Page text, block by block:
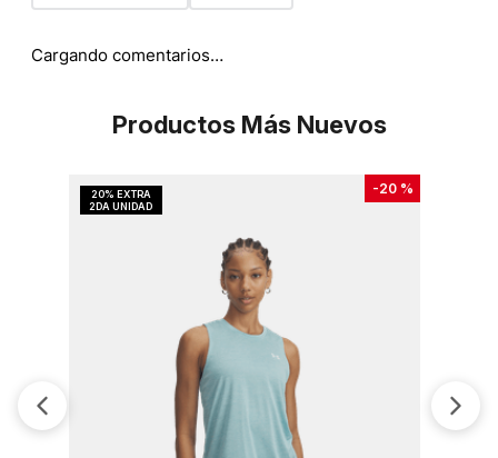
Cargando comentarios…
Productos Más Nuevos
-20 %